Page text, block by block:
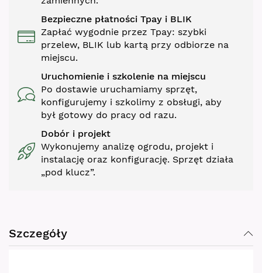
Bezpieczne płatności Tpay i BLIK
Zapłać wygodnie przez Tpay: szybki
przelew, BLIK lub kartą przy odbiorze na
miejscu.
Uruchomienie i szkolenie na miejscu
Po dostawie uruchamiamy sprzęt,
konfigurujemy i szkolimy z obsługi, aby
był gotowy do pracy od razu.
Dobór i projekt
Wykonujemy analizę ogrodu, projekt i
instalację oraz konfigurację. Sprzęt działa
„pod klucz”.
Szczegóły